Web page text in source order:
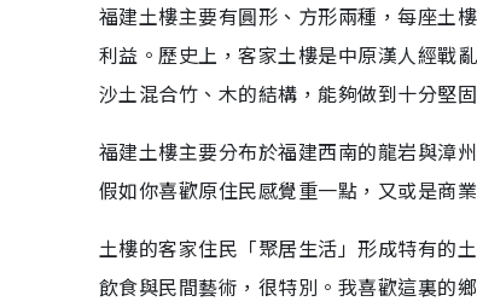
福建土樓主要有圓形、方形兩種，每座土
利益。歷史上，客家土樓是中原漢人經戰
沙土混合竹、木的結構，能夠做到十分堅
福建土樓主要分布於福建西南的龍岩與漳
假如你喜歡原住民感覺重一點，又或是商
土樓的客家住民「聚居生活」形成特有的
飲食與民間藝術，很特別。我喜歡這裏的